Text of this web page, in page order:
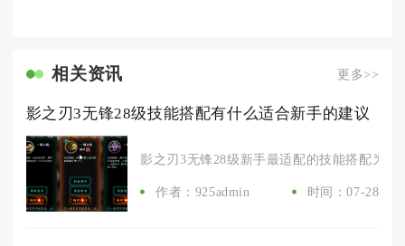
相关资讯 更多>>
影之刃3无锋28级技能搭配有什么适合新手的建议
影之刃3无锋28级新手最适配的技能搭配为
作者：925admin 时间：07-28